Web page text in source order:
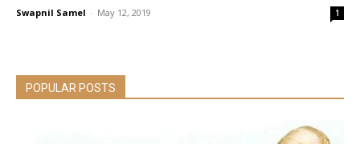
Swapnil Samel - May 12, 2019 1
POPULAR POSTS